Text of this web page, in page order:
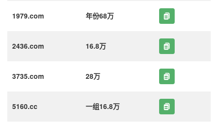
1979.com 年份68万
2436.com 16.8万
3735.com 28万
5160.cc 一组16.8万